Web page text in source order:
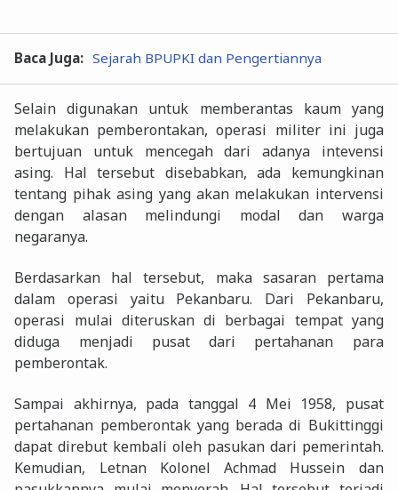
Baca Juga: Sejarah BPUPKI dan Pengertiannya
Selain digunakan untuk memberantas kaum yang
melakukan pemberontakan, operasi militer ini juga
bertujuan untuk mencegah dari adanya intevensi
asing. Hal tersebut disebabkan, ada kemungkinan
tentang pihak asing yang akan melakukan intervensi
dengan alasan melindungi modal dan warga
negaranya.
Berdasarkan hal tersebut, maka sasaran pertama
dalam operasi yaitu Pekanbaru. Dari Pekanbaru,
operasi mulai diteruskan di berbagai tempat yang
diduga menjadi pusat dari pertahanan para
pemberontak.
Sampai akhirnya, pada tanggal 4 Mei 1958, pusat
pertahanan pemberontak yang berada di Bukittinggi
dapat direbut kembali oleh pasukan dari pemerintah.
Kemudian, Letnan Kolonel Achmad Hussein dan